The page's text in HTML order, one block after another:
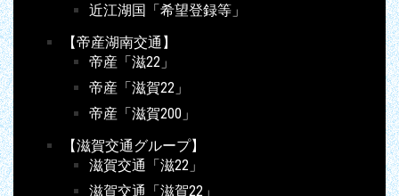
近江湖国「希望登録等」
【帝産湖南交通】
帝産「滋22」
帝産「滋賀22」
帝産「滋賀200」
【滋賀交通グループ】
滋賀交通「滋22」
滋賀交通「滋賀22」